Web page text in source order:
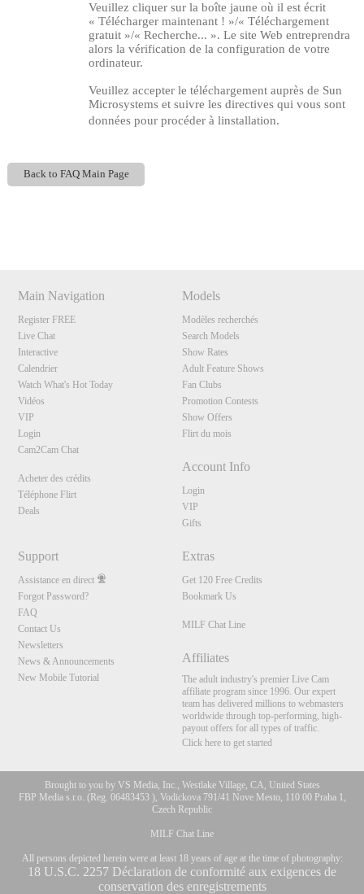
Veuillez cliquer sur la boîte jaune où il est écrit
« Télécharger maintenant ! »/« Téléchargement
gratuit »/« Recherche... ». Le site Web entreprendra
alors la vérification de la configuration de votre
ordinateur.
Veuillez accepter le téléchargement auprès de Sun
Microsystems et suivre les directives qui vous sont
données pour procéder à linstallation.
Back to FAQ Main Page
Main Navigation
Register FREE
Live Chat
Interactive
Calendrier
Watch What's Hot Today
Vidéos
VIP
Login
Cam2Cam Chat
Acheter des crédits
Téléphone Flirt
Deals
Models
Modèles recherchés
Search Models
Show Rates
Adult Feature Shows
Fan Clubs
Promotion Contests
Show Offers
Flirt du mois
Account Info
Login
VIP
Gifts
Support
Assistance en direct
Forgot Password?
FAQ
Contact Us
Newsletters
News & Announcements
New Mobile Tutorial
Extras
Get 120 Free Credits
Bookmark Us
MILF Chat Line
Affiliates
The adult industry's premier Live Cam
affiliate program since 1996. Our expert
team has delivered millions to webmasters
worldwide through top-performing, high-
payout offers for all types of traffic.
Click here to get started
Brought to you by VS Media, Inc., Westlake Village, CA, United States
FBP Media s.r.o. (Reg. 06483453 ), Vodickova 791/41 Nove Mesto, 110 00 Praha 1,
Czech Republic
MILF Chat Line
All persons depicted herein were at least 18 years of age at the time of photography:
18 U.S.C. 2257 Déclaration de conformité aux exigences de
conservation des enregistrements
120
10:00